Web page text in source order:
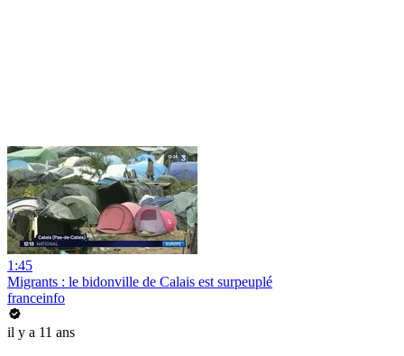
1:45
Migrants : le bidonville de Calais est surpeuplé
franceinfo
il y a 11 ans